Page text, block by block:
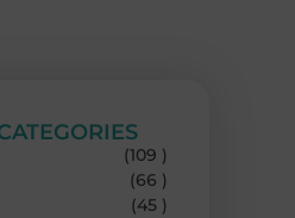
(109 )
(66 )
(45 )